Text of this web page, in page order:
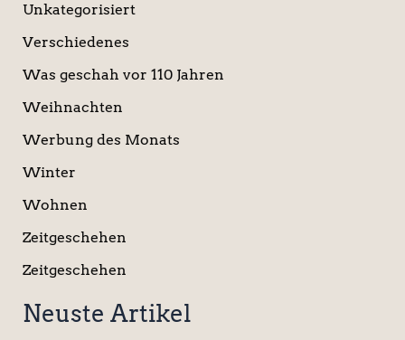
Unkategorisiert
Verschiedenes
Was geschah vor 110 Jahren
Weihnachten
Werbung des Monats
Winter
Wohnen
Zeitgeschehen
Zeitgeschehen
Neuste Artikel